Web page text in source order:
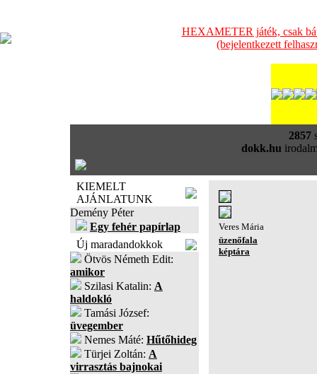
HEXAMETER játék, csak
(bejelentkezett
2857
dokk.hu
KIEMELT
AJÁNLATUNK
Demény Péter
Egy fehér papírlap
Új maradandokkok
Ötvös Németh Edit:
amikor
Szilasi Katalin: A
haldokló
Tamási József:
üvegember
Nemes Máté: Hűtőhideg
Türjei Zoltán: A
virrasztás bajnokai
Veres Mária
üzenőfala
képtára